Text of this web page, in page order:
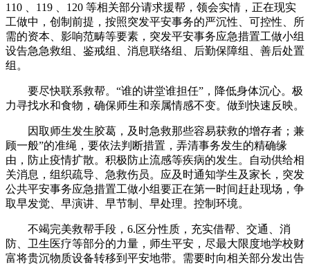
110 、119 、120 等相关部分请求援帮，领会实情，正在现实
工做中，创制前提，按照突发平安事务的严沉性、可控性、所
需的资本、影响范畴等要素，突发平安事务应急措置工做小组
设告急急救组、鉴戒组、消息联络组、后勤保障组、善后处置
组。
要尽快联系救帮。“谁的讲堂谁担任”，降低身体沉心。极
力寻找水和食物，确保师生和亲属情感不变。做到快速反映。
因取师生发生胶葛，及时急救那些容易获救的增存者；兼
顾一般”的准绳，要依法判断措置，弄清事务发生的精确缘
由，防止疫情扩散。积极防止流感等疾病的发生。自动供给相
关消息，组织疏导、急救伤员。应及时通知学生及家长，突发
公共平安事务应急措置工做小组要正在第一时间赶赴现场，争
取早发觉、早演讲、早节制、早处理。控制环境。
不竭完美救帮手段，6.区分性质，充实借帮、交通、消
防、卫生医疗等部分的力量，师生平安，尽最大限度地学校财
富将贵沉物质设备转移到平安地带。需要时向相关部分发出告